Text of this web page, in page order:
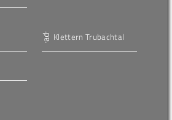
Klettern Trubachtal